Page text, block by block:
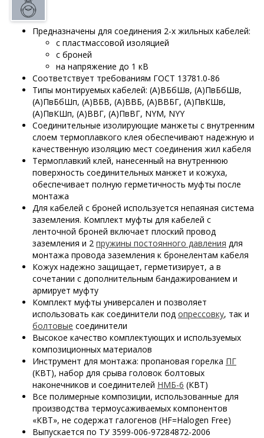
Предназначены для соединения 2-х жильных кабелей:
с пластмассовой изоляцией
с броней
на напряжение до 1 кВ
Соответствует требованиям ГОСТ 13781.0-86
Типы монтируемых кабелей: (А)ВБбШв, (А)ПвБбШв,
(А)ПвБбШп, (А)ВБВ, (А)ВВБ, (А)ВВБГ, (А)ПвКШв,
(А)ПвКШп, (А)ВВГ, (А)ПвВГ, NYM, NYY
Соединительные изолирующие манжеты с внутренним
слоем термоплавкого клея обеспечивают надежную и
качественную изоляцию мест соединения жил кабеля
Термоплавкий клей, нанесенный на внутреннюю
поверхность соединительных манжет и кожуха,
обеспечивает полную герметичность муфты после
монтажа
Для кабелей с броней используется непаяная система
заземления. Комплект муфты для кабелей с
ленточной броней включает плоский провод
заземления и 2 пружины постоянного давления для
монтажа провода заземления к бронелентам кабеля
Кожух надежно защищает, герметизирует, а в
сочетании с дополнительным бандажированием и
армирует муфту
Комплект муфты универсален и позволяет
использовать как соединители под опрессовку, так и
болтовые соединители
Высокое качество комплектующих и используемых
композиционных материалов
Инструмент для монтажа: пропановая горелка ПГ
(КВТ), набор для срыва головок болтовых
наконечников и соединителей НМБ-6 (КВТ)
Все полимерные композиции, использованные для
производства термоусаживаемых компонентов
«КВТ», не содержат галогенов (HF=Halogen Free)
Выпускается по ТУ 3599-006-97284872-2006